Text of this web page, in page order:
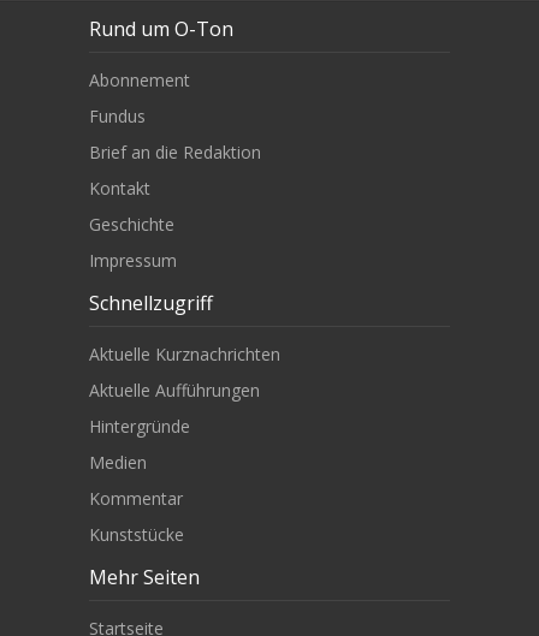
Rund um O-Ton
Abonnement
Fundus
Brief an die Redaktion
Kontakt
Geschichte
Impressum
Schnellzugriff
Aktuelle Kurznachrichten
Aktuelle Aufführungen
Hintergründe
Medien
Kommentar
Kunststücke
Mehr Seiten
Startseite